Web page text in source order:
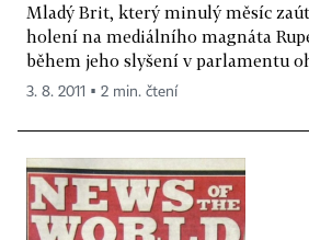
Mladý Brit, který minulý měsíc
holení na mediálního magnáta
během jeho slyšení v parlamentu
3. 8. 2011 ▪ 2 min. čtení